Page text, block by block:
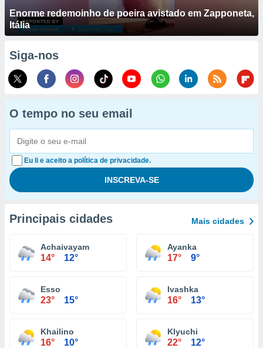
Enorme redemoinho de poeira avistado em Zapponeta,
Itália
Siga-nos
O tempo no seu email
Eu li e aceito a política de privacidade.
Principais cidades Mais cidades
Achaivayam
14° 12°
Ayanka
17° 9°
Esso
23° 15°
Ivashka
16° 13°
Khailino
16° 10°
Klyuchi
22° 12°